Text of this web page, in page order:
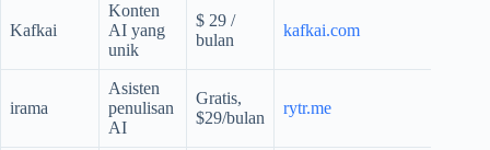
Kafkai
Konten
AI yang
unik
$ 29 /
bulan
kafkai.com
irama
Asisten
penulisan
AI
Gratis,
$29/bulan
rytr.me